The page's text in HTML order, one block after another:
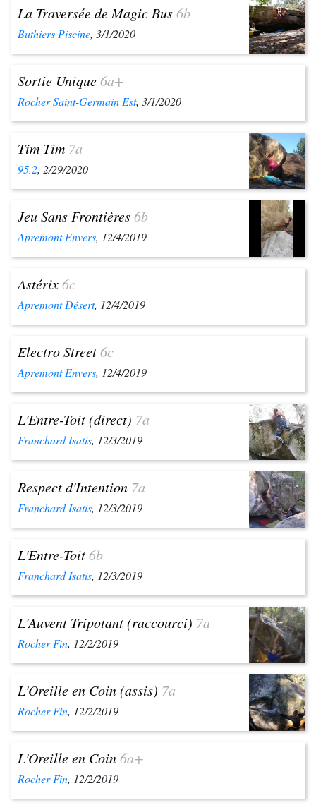
La Traversée de Magic Bus6b
Buthiers Piscine, 3/1/2020
Sortie Unique6a+
Rocher Saint-Germain Est, 3/1/2020
Tim Tim 7a
95.2, 2/29/2020
Jeu Sans Frontières6b
Apremont Envers, 12/4/2019
Astérix6c
Apremont Désert, 12/4/2019
Electro Street6c
Apremont Envers, 12/4/2019
L'Entre-Toit (direct) 7a
Franchard Isatis, 12/3/2019
Respect d'Intention 7a
Franchard Isatis, 12/3/2019
L'Entre-Toit6b
Franchard Isatis, 12/3/2019
L'Auvent Tripotant (raccourci) 7a
Rocher Fin, 12/2/2019
L'Oreille en Coin (assis) 7a
Rocher Fin, 12/2/2019
L'Oreille en Coin6a+
Rocher Fin, 12/2/2019